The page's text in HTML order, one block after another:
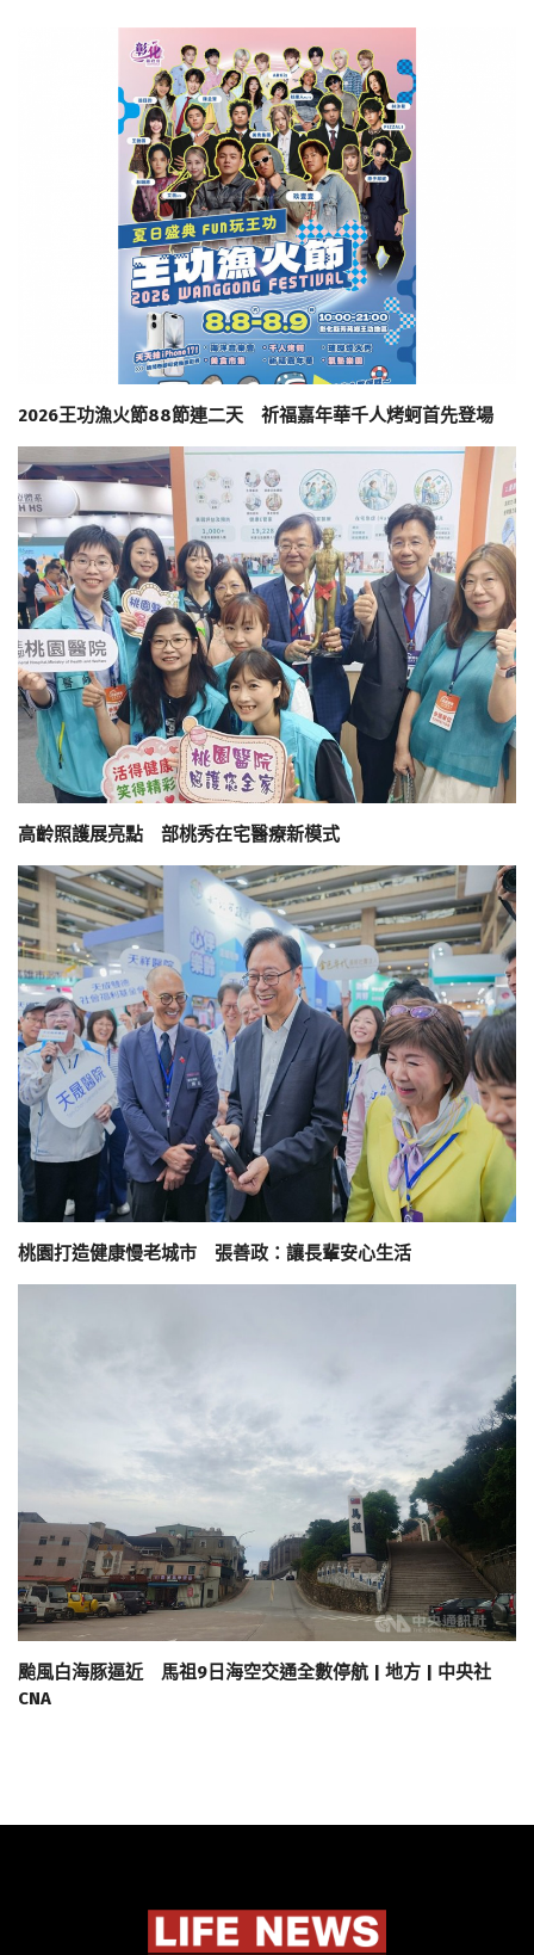
2026王功漁火節88節連二天 祈福嘉年華千人烤蚵首先登場
高齡照護展亮點 部桃秀在宅醫療新模式
桃園打造健康慢老城市 張善政：讓長輩安心生活
颱風白海豚逼近 馬祖9日海空交通全數停航 | 地方 | 中央社
CNA